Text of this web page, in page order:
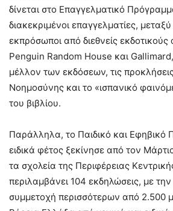
δίνεται στο Επαγγελματικό
διακεκριμένοι επαγγελματίες,
εκπρόσωποι από διεθνείς εκδοτικούς
Penguin Random House και
μέλλον των εκδόσεων, τις
Νοημοσύνης και το «ισπανικό
του βιβλίου.
Παράλληλα, το Παιδικό και Εφηβικό
ειδικά φέτος ξεκίνησε από τον
τα σχολεία της Περιφέρειας
περιλαμβάνει 104 εκδηλώσεις, με
συμμετοχή περισσότερων από 2.500